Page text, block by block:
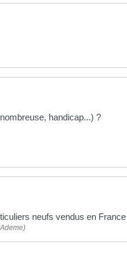
handicap...) ?
neufs vendus en